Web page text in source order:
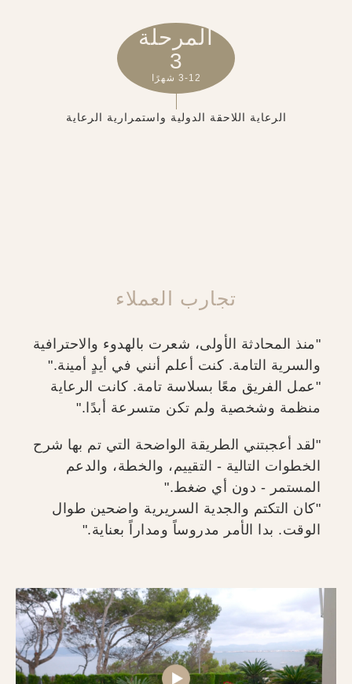
المرحلة
3
3-12 شهرًا
الرعاية اللاحقة الدولية واستمرارية الرعاية
تجارب العملاء
"منذ المحادثة الأولى، شعرت بالهدوء والاحترافية
والسرية التامة. كنت أعلم أنني في أيدٍ أمينة."
"عمل الفريق معًا بسلاسة تامة. كانت الرعاية
منظمة وشخصية ولم تكن متسرعة أبدًا."
"لقد أعجبتني الطريقة الواضحة التي تم بها شرح
الخطوات التالية - التقييم، والخطة، والدعم
المستمر - دون أي ضغط."
"كان التكتم والجدية السريرية واضحين طوال
الوقت. بدا الأمر مدروساً ومداراً بعناية."